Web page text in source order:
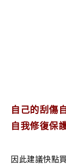
自己的刮傷
自我修復保
因此建議快點